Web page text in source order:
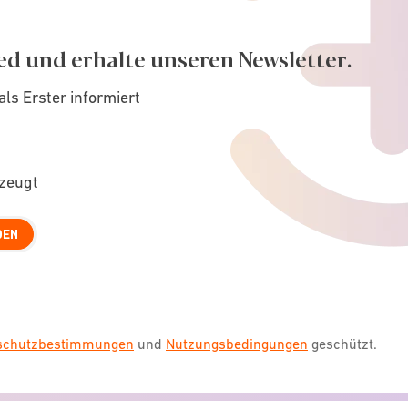
und erhalte unseren Newsletter.
Erster informiert
und Nutzungsbedingungen geschützt.